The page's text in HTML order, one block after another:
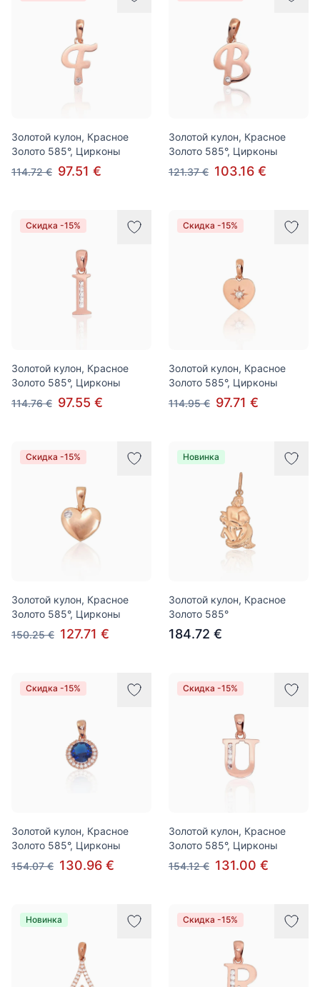
Золотой кулон, Красное
Золото 585°, Цирконы
114.72 € 97.51 €
Золотой кулон, Красное
Золото 585°, Цирконы
121.37 € 103.16 €
Скидка -15%
Золотой кулон, Красное
Золото 585°, Цирконы
114.76 € 97.55 €
Скидка -15%
Золотой кулон, Красное
Золото 585°, Цирконы
114.95 € 97.71 €
Скидка -15%
Золотой кулон, Красное
Золото 585°, Цирконы
150.25 € 127.71 €
Новинка
Золотой кулон, Красное
Золото 585°
184.72 €
Скидка -15%
Золотой кулон, Красное
Золото 585°, Цирконы
154.07 € 130.96 €
Скидка -15%
Золотой кулон, Красное
Золото 585°, Цирконы
154.12 € 131.00 €
Новинка Скидка -15%